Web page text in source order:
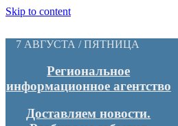
Skip to content
7 АВГУСТА / ПЯТНИЦА
Региональное
информационное агентство
Доставляем новости.